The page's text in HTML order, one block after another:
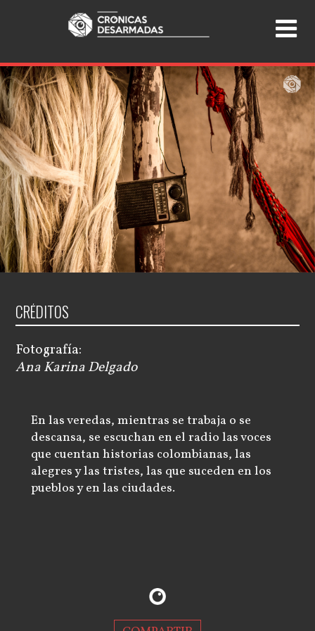
CRÉDITOS
Fotografía:
Ana Karina Delgado
En las veredas, mientras se trabaja o se
descansa, se escuchan en el radio las voces
que cuentan historias colombianas, las
alegres y las tristes, las que suceden en los
pueblos y en las ciudades.